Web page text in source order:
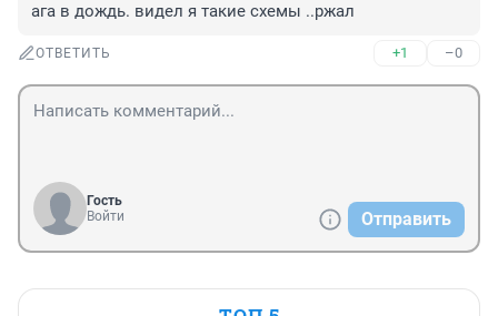
ага в дождь. видел я такие схемы ..ржал
ОТВЕТИТЬ +1 –0
Гость
Войти
Отправить